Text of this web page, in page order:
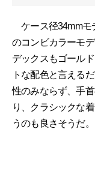
ケース径34mmモ
のコンビカラーモ
デックスもゴール
トな配色と言える
性のみならず、手
り、クラシックな
うのも良さそうだ。